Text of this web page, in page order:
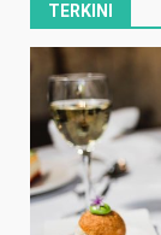
TERKINI